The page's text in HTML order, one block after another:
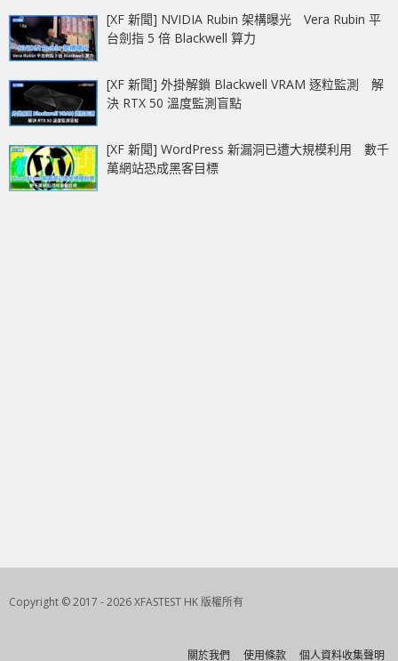
[XF 新聞] NVIDIA Rubin 架構曝光 Vera Rubin 平
台劍指 5 倍 Blackwell 算力
[XF 新聞] 外掛解鎖 Blackwell VRAM 逐粒監測 解
決 RTX 50 溫度監測盲點
[XF 新聞] WordPress 新漏洞已遭大規模利用 數千
萬網站恐成黑客目標
Copyright © 2017 - 2026 XFASTEST HK 版權所有
關於我們 使用條款 個人資料收集聲明